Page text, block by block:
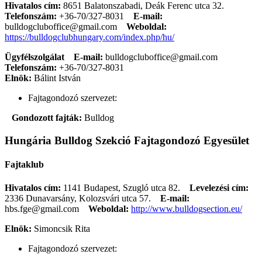
Hivatalos cím: 8651 Balatonszabadi, Deák Ferenc utca 32.
Telefonszám: +36-70/327-8031
E-mail:
bulldogcluboffice@gmail.com
Weboldal:
https://bulldogclubhungary.com/index.php/hu/
Ügyfélszolgálat
E-mail: bulldogcluboffice@gmail.com
Telefonszám: +36-70/327-8031
Elnök: Bálint István
Fajtagondozó szervezet:
Gondozott fajták: Bulldog
Hungária Bulldog Szekció Fajtagondozó Egyesület
Fajtaklub
Hivatalos cím: 1141 Budapest, Szugló utca 82. Levelezési cím:
2336 Dunavarsány, Kolozsvári utca 57.
E-mail:
hbs.fge@gmail.com
Weboldal: http://www.bulldogsection.eu/
Elnök: Simoncsik Rita
Fajtagondozó szervezet: